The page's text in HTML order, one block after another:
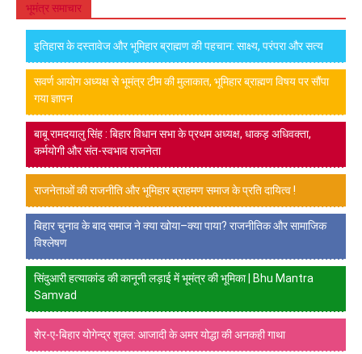
भूमंत्र समाचार
इतिहास के दस्तावेज और भूमिहार ब्राह्मण की पहचान: साक्ष्य, परंपरा और सत्य
सवर्ण आयोग अध्यक्ष से भूमंत्र टीम की मुलाकात, भूमिहार ब्राह्मण विषय पर सौंपा
गया ज्ञापन
बाबू रामदयालु सिंह : बिहार विधान सभा के प्रथम अध्यक्ष, धाकड़ अधिवक्ता,
कर्मयोगी और संत-स्वभाव राजनेता
राजनेताओं की राजनीति और भूमिहार ब्राहमण समाज के प्रति दायित्व !
बिहार चुनाव के बाद समाज ने क्या खोया–क्या पाया? राजनीतिक और सामाजिक
विश्लेषण
सिंदुआरी हत्याकांड की कानूनी लड़ाई में भूमंत्र की भूमिका | Bhu Mantra
Samvad
शेर-ए-बिहार योगेन्द्र शुक्ल: आजादी के अमर योद्धा की अनकही गाथा